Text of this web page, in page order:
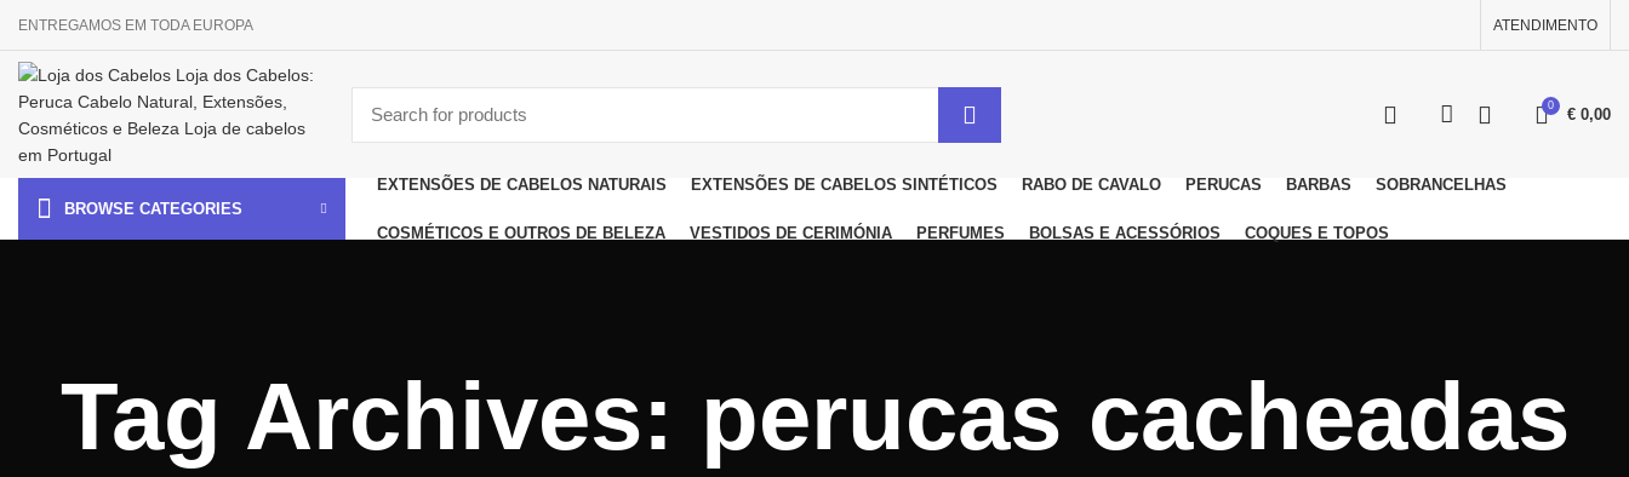
ENTREGAMOS EM TODA EUROPA ATENDIMENTO
0
€ 0,00
BROWSE CATEGORIES
EXTENSÕES DE CABELOS NATURAIS EXTENSÕES DE CABELOS SINTÉTICOS RABO DE CAVALO PERUCAS BARBAS SOBRANCELHAS
COSMÉTICOS E OUTROS DE BELEZA VESTIDOS DE CERIMÓNIA PERFUMES BOLSAS E ACESSÓRIOS COQUES E TOPOS
Tag Archives: perucas cacheadas